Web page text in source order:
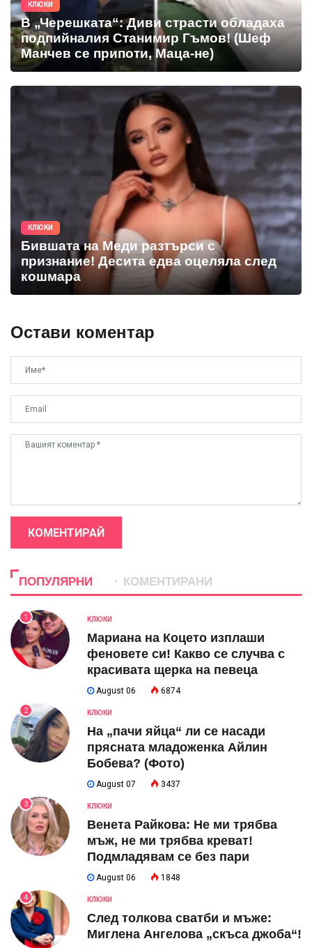
КЛЮКИ
В „Черешката“: Диви страсти обладаха
подпийналия Станимир Гъмов! (Шеф
Манчев се припоти, Маца-не)
КЛЮКИ
Бившата на Меди разтърси с
признание! Десита едва оцеляла след
кошмара
Остави коментар
КОМЕНТИРАЙ
ПОПУЛЯРНИ КОМЕНТИРАНИ
1 КЛЮКИ
Мариана на Коцето изплаши
феновете си! Какво се случва с
красивата щерка на певеца
August 06 6874
2 КЛЮКИ
На „пачи яйца“ ли се насади
прясната младоженка Айлин
Бобева? (Фото)
August 07 3437
3 КЛЮКИ
Венета Райкова: Не ми трябва
мъж, не ми трябва креват!
Подмладявам се без пари
August 06 1848
4 КЛЮКИ
След толкова сватби и мъже:
Миглена Ангелова „скъса джоба“!